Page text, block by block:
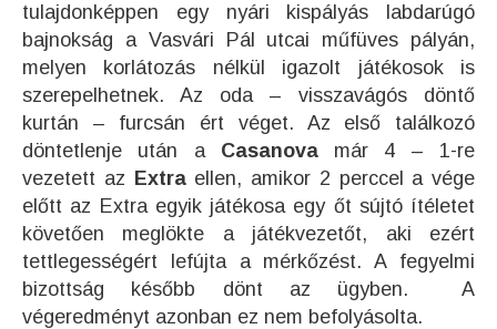
tulajdonképpen egy nyári kispályás labdarúgó
bajnokság a Vasvári Pál utcai műfüves pályán,
melyen korlátozás nélkül igazolt játékosok is
szerepelhetnek. Az oda – visszavágós döntő
kurtán – furcsán ért véget. Az első találkozó
döntetlenje után a Casanovamár 4 – 1-re
vezetett az Extraellen, amikor 2 perccel a vége
előtt az Extra egyik játékosa egy őt sújtó ítéletet
követően meglökte a játékvezetőt, aki ezért
tettlegességért lefújta a mérkőzést. A fegyelmi
bizottság később dönt az ügyben. A
végeredményt azonban ez nem befolyásolta.